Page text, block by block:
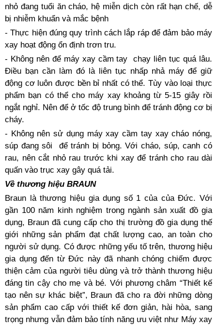
nhỏ đang tuổi ăn cháo, hệ miễn dịch còn rất hạn chế, dễ
bị nhiễm khuẩn và mắc bệnh
- Thực hiện đúng quy trình cách lắp ráp để đảm bảo máy
xay hoạt động ổn định trơn tru.
- Không nên để máy xay cầm tay
chạy liên tục quá lâu.
Điều bạn cần làm đó là liên tục nhấp nhả máy để giữ
động cơ luôn được bền bỉ nhất có thể. Tùy vào loại thực
phẩm bạn có thể cho máy xay khoảng từ 5-15 giây rồi
ngắt nghỉ. Nên để ở tốc độ trung bình để tránh động cơ bị
cháy.
- Không nên sử dụng máy xay cầm tay xay cháo nóng,
súp đang sôi
để tránh bị bỏng. Với cháo, súp, canh có
rau, nên cắt nhỏ rau trước khi xay để tránh cho rau dài
quấn vào trục xay gây quá tải.
Về thương hiệu BRAUN
Braun là thương hiệu gia dụng số 1 của của Đức. Với
gần 100 năm kinh nghiệm trong ngành sản xuất đồ gia
dụng, Braun đã cung cấp cho thị trường đồ gia dụng thế
giới những sản phẩm đạt chất lượng cao, an toàn cho
người sử dụng. Có được những yếu tố trên, thương hiệu
gia dụng đến từ Đức này đã nhanh chóng chiếm được
thiện cảm của người tiêu dùng và trở thành thương hiệu
đáng tin cậy cho mẹ và bé. Với phương châm “Thiết kế
tạo nên sự khác biệt”, Braun đã cho ra đời những dòng
sản phẩm cao cấp với thiết kế đơn giản, hài hòa, sang
trọng nhưng vẫn đảm bảo tính năng ưu việt như Máy xay